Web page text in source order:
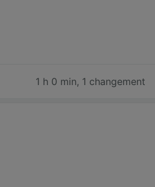
1 h 0 min, 1 changement